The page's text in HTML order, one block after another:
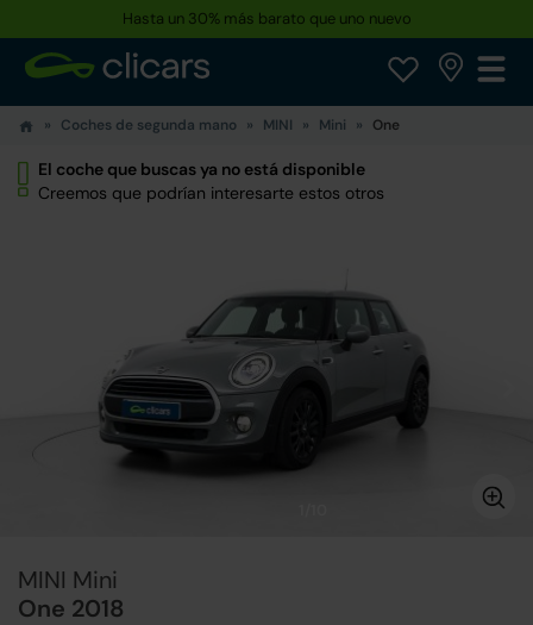
Hasta un 30% más barato que uno nuevo
Coches de segunda mano MINI Mini One
El coche que buscas ya no está disponible
Creemos que podrían interesarte estos otros
MINI Mini
One 2018